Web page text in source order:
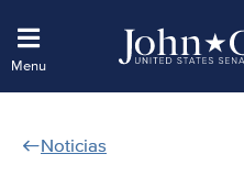
Noticias